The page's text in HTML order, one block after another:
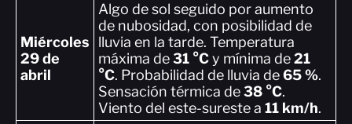
Miércoles
29 de
abril
Algo de sol seguido por aumento
de nubosidad, con posibilidad de
lluvia en la tarde. Temperatura
máxima de31 °Cy mínima de21
°C. Probabilidad de lluvia de65 %.
Sensación térmica de38 °C.
Viento del este-sureste a 11 km/h.